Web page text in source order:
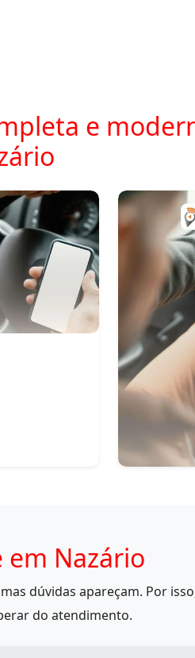
e
em Nazário
dúvidas apareçam. Por
do atendimento.